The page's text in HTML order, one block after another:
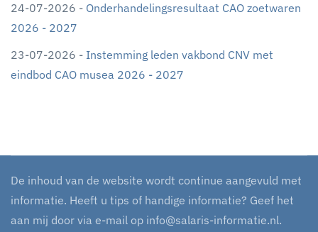
24-07-2026 - Onderhandelingsresultaat CAO zoetwaren
2026 - 2027
23-07-2026 - Instemming leden vakbond CNV met
eindbod CAO musea 2026 - 2027
De inhoud van de website wordt continue aangevuld met
informatie. Heeft u tips of handige informatie? Geef het
aan mij door via e-mail op info@salaris-informatie.nl.